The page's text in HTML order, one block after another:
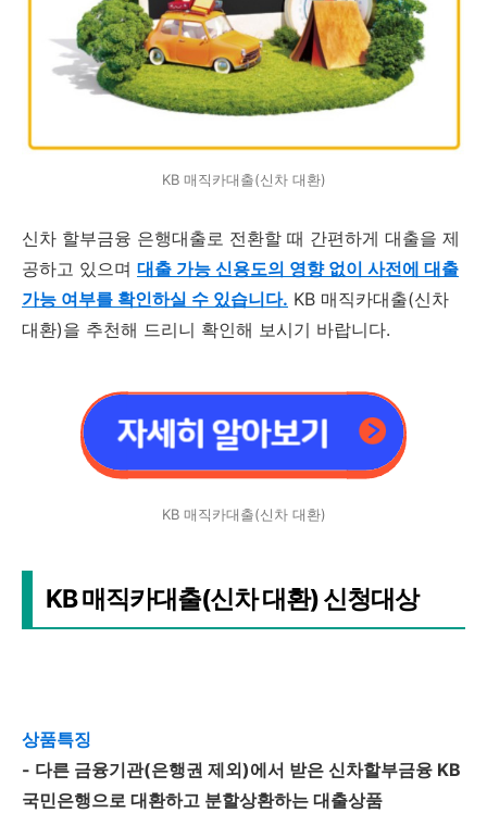
KB 매직카대출(신차 대환)
신차 할부금융 은행대출로 전환할 때 간편하게 대출을 제
공하고 있으며 대출 가능 신용도의 영향 없이 사전에 대출
가능 여부를 확인하실 수 있습니다. KB 매직카대출(신차
대환)을 추천해 드리니 확인해 보시기 바랍니다.
KB 매직카대출(신차 대환)
KB 매직카대출(신차 대환) 신청대상
상품특징
- 다른 금융기관(은행권 제외)에서 받은 신차할부금융 KB
국민은행으로 대환하고 분할상환하는 대출상품